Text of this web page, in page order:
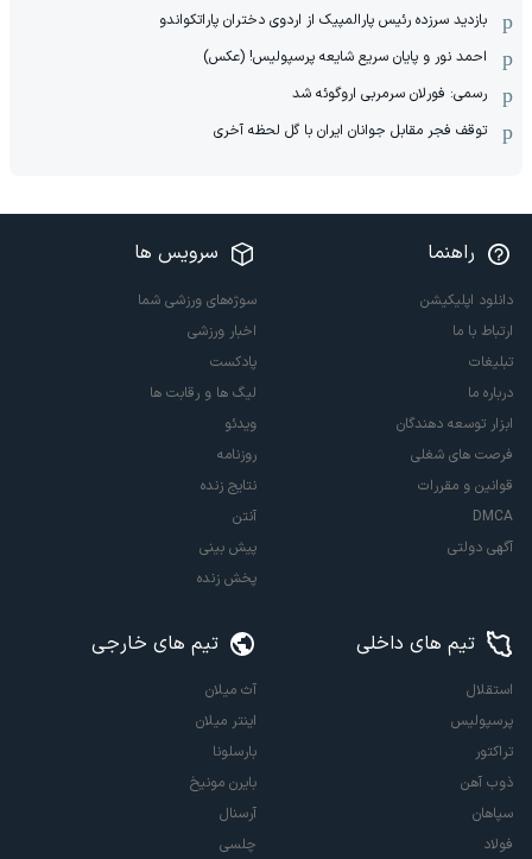
بازدید سرزده رئیس پارالمپیک از اردوی دختران پاراتکواندو
احمد نور و پایان سریع شایعه پرسپولیس! (عکس)
رسمی: فورلان سرمربی اروگوئه شد
توقف فجر مقابل جوانان ایران با گل لحظه آخری
راهنما
دانلود اپلیکیشن
ارتباط با ما
تبلیغات
درباره ما
ابزار توسعه دهندگان
فرصت های شغلی
قوانین و مقررات
DMCA
آگهی دولتی
سرویس ها
سوژه‌های ورزشی شما
اخبار ورزشی
پادکست
لیگ ها و رقابت ها
ویدئو
روزنامه
نتایج زنده
آنتن
پیش بینی
پخش زنده
تیم های داخلی
استقلال
پرسپولیس
تراکتور
ذوب آهن
سپاهان
فولاد
تیم های خارجی
آث میلان
اینتر میلان
بارسلونا
بایرن مونیخ
آرسنال
چلسی